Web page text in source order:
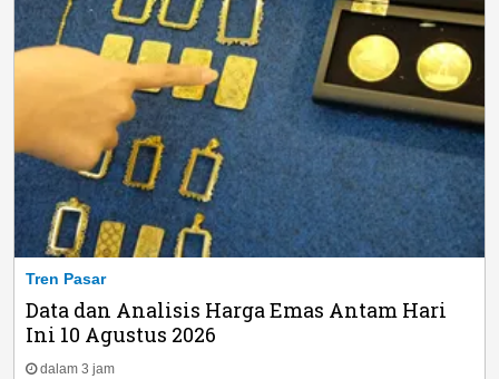
Tren Pasar
Data dan Analisis Harga Emas Antam Hari
Ini 10 Agustus 2026
dalam 3 jam